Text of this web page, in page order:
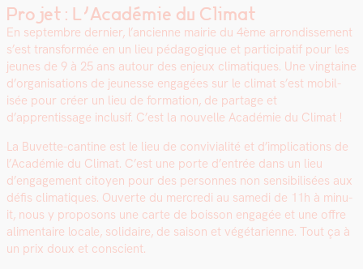
Projet : L’Académie du Climat
En sep­tem­bre dernier, l’ancienne mairie du 4ème arrondisse­ment
s’est trans­for­mée en un lieu péd­a­gogique et par­tic­i­patif pour les
jeunes de 9 à 25 ans autour des enjeux cli­ma­tiques. Une ving­taine
d’organisations de jeunesse engagées sur le cli­mat s’est mobil­
isée pour créer un lieu de for­ma­tion, de partage et
d’apprentissage inclusif. C’est la nou­velle Académie du Cli­mat !
La Buvette-can­tine est le lieu de con­vivi­al­ité et d’implications de
l’Académie du Cli­mat. C’est une porte d’entrée dans un lieu
d’engagement citoyen pour des per­son­nes non sen­si­bil­isées aux
défis cli­ma­tiques. Ouverte du mer­cre­di au same­di de 11h à minu­
it, nous y pro­posons une carte de bois­son engagée et une offre
ali­men­taire locale, sol­idaire, de sai­son et végé­tari­enne. Tout ça à
un prix doux et con­scient.